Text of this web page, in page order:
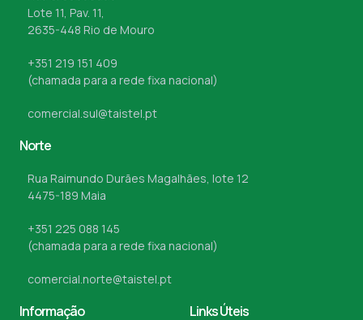
Lote 11, Pav. 11,
2635-448 Rio de Mouro
+351 219 151 409
(chamada para a rede fixa nacional)
comercial.sul@taistel.pt
Norte
Rua Raimundo Durães Magalhães, lote 12
4475-189 Maia
+351 225 088 145
(chamada para a rede fixa nacional)
comercial.norte@taistel.pt
Informação Links Úteis